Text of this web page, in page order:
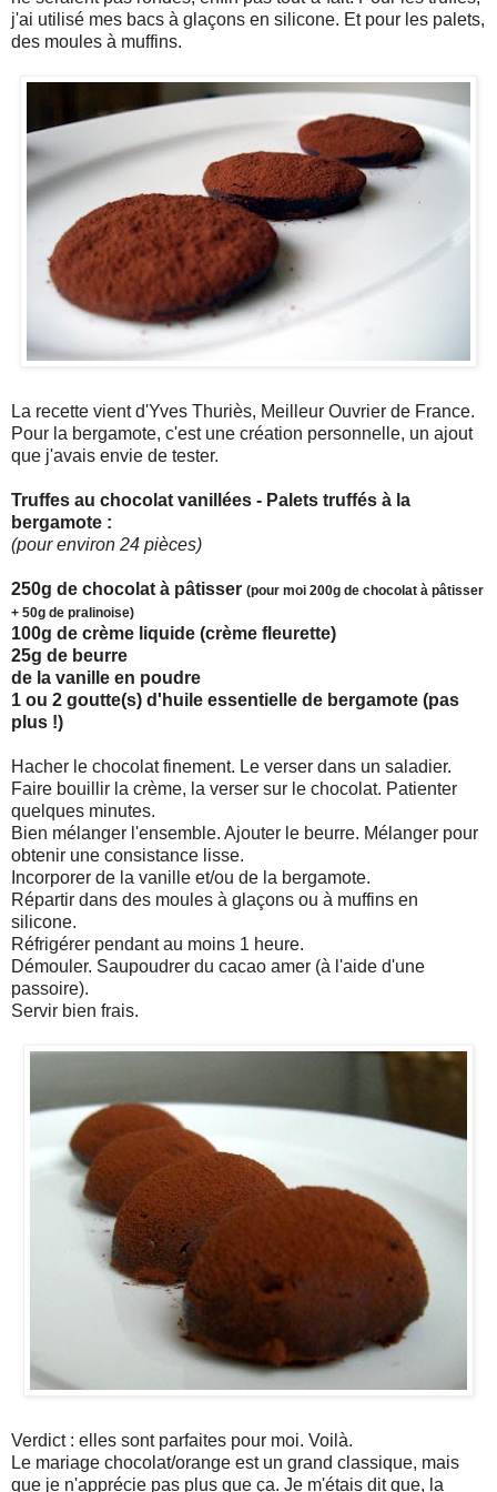
j'ai utilisé mes bacs à glaçons en silicone. Et pour les palets,
des moules à muffins.
La recette vient d'Yves Thuriès, Meilleur Ouvrier de France.
Pour la bergamote, c'est une création personnelle, un ajout
que j'avais envie de tester.
Truffes au chocolat vanillées - Palets truffés à la
bergamote :
(pour environ 24 pièces)
250g de chocolat à pâtisser (pour moi 200g de chocolat à pâtisser
+ 50g de pralinoise)
100g de crème liquide (crème fleurette)
25g de beurre
de la vanille en poudre
1 ou 2 goutte(s) d'huile essentielle de bergamote (pas
plus !)
Hacher le chocolat finement. Le verser dans un saladier.
Faire bouillir la crème, la verser sur le chocolat. Patienter
quelques minutes.
Bien mélanger l'ensemble. Ajouter le beurre. Mélanger pour
obtenir une consistance lisse.
Incorporer de la vanille et/ou de la bergamote.
Répartir dans des moules à glaçons ou à muffins en
silicone.
Réfrigérer pendant au moins 1 heure.
Démouler. Saupoudrer du cacao amer (à l'aide d'une
passoire).
Servir bien frais.
Verdict : elles sont parfaites pour moi. Voilà.
Le mariage chocolat/orange est un grand classique, mais
que je n'apprécie pas plus que ça. Je m'étais dit que, la